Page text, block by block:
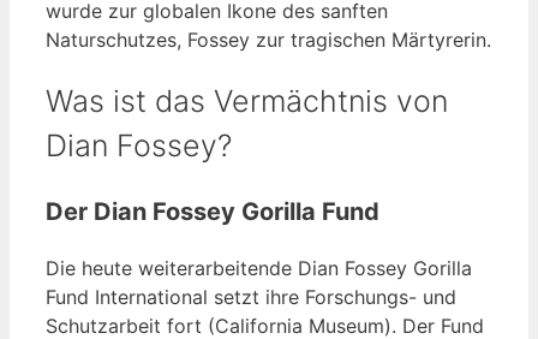
wurde zur globalen Ikone des sanften
Naturschutzes, Fossey zur tragischen Märtyrerin.
Was ist das Vermächtnis von
Dian Fossey?
Der Dian Fossey Gorilla Fund
Die heute weiterarbeitende Dian Fossey Gorilla
Fund International setzt ihre Forschungs- und
Schutzarbeit fort (California Museum). Der Fund